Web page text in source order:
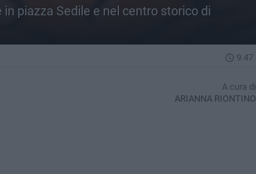
piazza Sedile e nel centro storico di
9.47
A cura di
ARIANNA RIONTINO